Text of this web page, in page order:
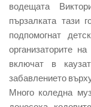
водещата
пързалката тази
подпомогнат
организаторите
включат в
забавлението
Много коледна